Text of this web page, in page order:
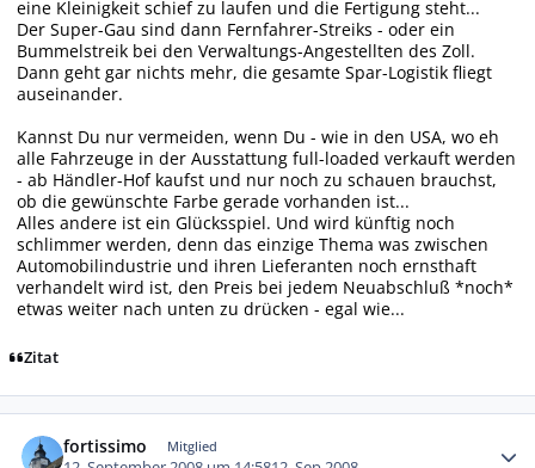
eine Kleinigkeit schief zu laufen und die Fertigung steht...
Der Super-Gau sind dann Fernfahrer-Streiks - oder ein
Bummelstreik bei den Verwaltungs-Angestellten des Zoll.
Dann geht gar nichts mehr, die gesamte Spar-Logistik fliegt
auseinander.
Kannst Du nur vermeiden, wenn Du - wie in den USA, wo eh
alle Fahrzeuge in der Ausstattung full-loaded verkauft werden
- ab Händler-Hof kaufst und nur noch zu schauen brauchst,
ob die gewünschte Farbe gerade vorhanden ist...
Alles andere ist ein Glücksspiel. Und wird künftig noch
schlimmer werden, denn das einzige Thema was zwischen
Automobilindustrie und ihren Lieferanten noch ernsthaft
verhandelt wird ist, den Preis bei jedem Neuabschluß *noch*
etwas weiter nach unten zu drücken - egal wie...
Zitat
fortissimo Mitglied